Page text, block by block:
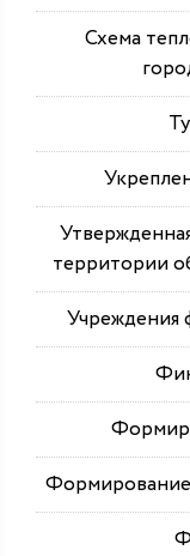
Схема
территории
Учреждения